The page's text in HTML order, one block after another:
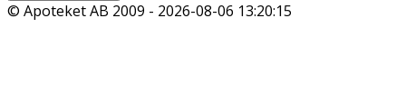
© Apoteket AB 2009 - 2026-08-06 13:20:15